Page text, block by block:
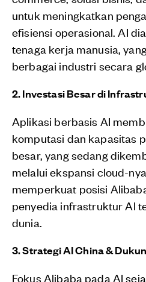
untuk meningkatkan
efisiensi operasional. AI
tenaga kerja manusia,
berbagai industri secara
2. Investasi Besar di
Aplikasi berbasis AI
komputasi dan kapasitas
besar, yang sedang
melalui ekspansi cloud-nya.
memperkuat posisi
penyedia infrastruktur AI
dunia.
3. Strategi AI China &
Fokus Alibaba pada AI